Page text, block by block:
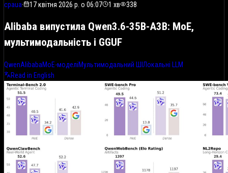
cpaua· 17 квітня 2026 р. о 06:07 1 хв 338
Alibaba випустила Qwen3.6-35B-A3B: MoE,
мультимодальність і GGUF
QwenAlibabaMoE-моделіМультимодальний ШІ Локальні LLM
Read in English